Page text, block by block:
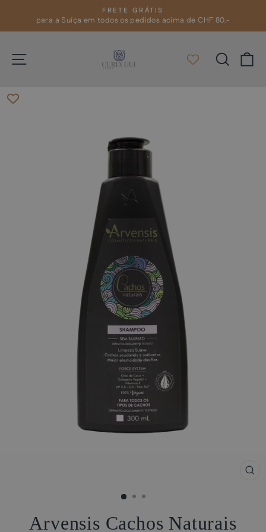
o
slideshow
pausa
FRETE GRÁTIS
para a Suíça em todos os pedidos acima de CHF 80.-
Arvensis Cachos Naturais